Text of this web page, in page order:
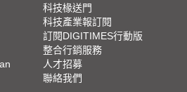
科技椽送門
科技產業報訂閱
訂閱DIGITIMES行動版
整合行銷服務
人才招募
聯絡我們